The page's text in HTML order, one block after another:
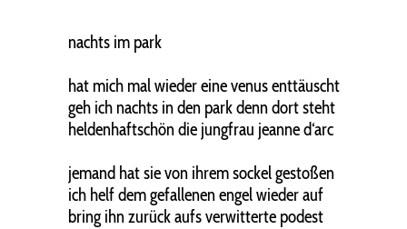
nachts im park
hat mich mal wieder eine venus enttäuscht
geh ich nachts in den park denn dort steht
heldenhaftschön die jungfrau jeanne d‘arc
jemand hat sie von ihrem sockel gestoßen
ich helf dem gefallenen engel wieder auf
bring ihn zurück aufs verwitterte podest